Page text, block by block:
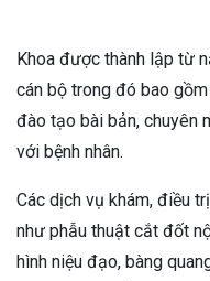
Khoa được thành lập từ
cán bộ trong đó bao
đào tạo bài bản, chuyên
với bệnh nhân.
Các dịch vụ khám, điều
như phẫu thuật cắt đốt
hình niệu đạo, bàng